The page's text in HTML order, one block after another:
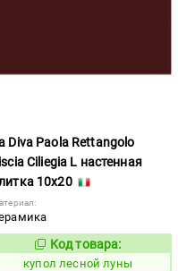
Diva Paola Rettangolo
Ciliegia L настенная
10x20
849545
Код товара:
купол лесной луны